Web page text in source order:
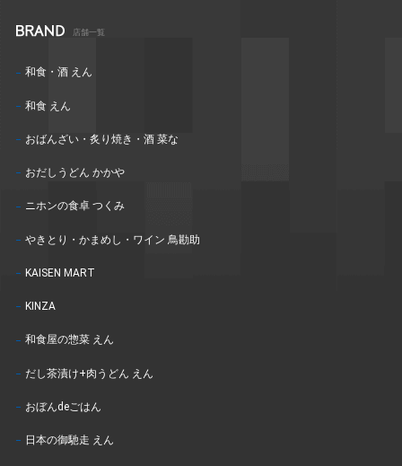
店舗一覧
和食・酒 えん
和食 えん
おばんざい・炙り焼き・酒 菜な
おだしうどん かかや
ニホンの食卓 つくみ
やきとり・かまめし・ワイン 鳥勘助
KAISEN MART
KINZA
和食屋の惣菜 えん
だし茶漬け+肉うどん えん
おぼんdeごはん
日本の御馳走 えん